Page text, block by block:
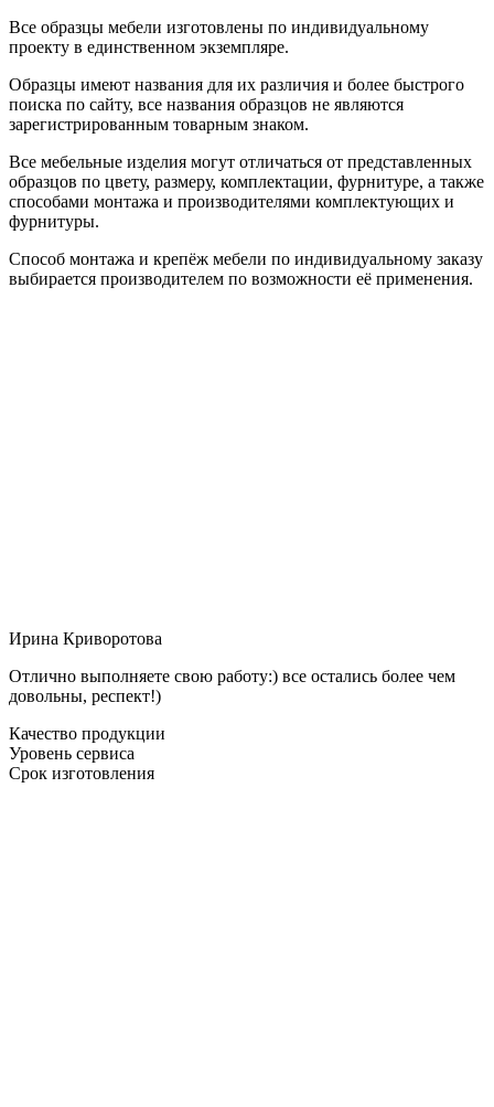
Все образцы мебели изготовлены по индивидуальному
проекту в единственном экземпляре.
Образцы имеют названия для их различия и более быстрого
поиска по сайту, все названия образцов не являются
зарегистрированным товарным знаком.
Все мебельные изделия могут отличаться от представленных
образцов по цвету, размеру, комплектации, фурнитуре, а также
способами монтажа и производителями комплектующих и
фурнитуры.
Способ монтажа и крепёж мебели по индивидуальному заказу
выбирается производителем по возможности её применения.
Ирина Криворотова
Отлично выполняете свою работу:) все остались более чем
довольны, респект!)
Качество продукции
Уровень сервиса
Срок изготовления